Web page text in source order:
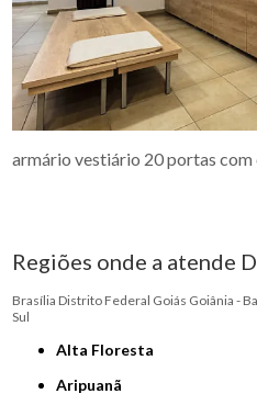
armário vestiário 20 portas com
Regiões onde a atende
Brasília Distrito Federal Goiás Goiânia -
Sul
Alta Floresta
Aripuanã